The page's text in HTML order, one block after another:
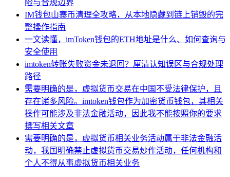
险与合规边界
IM钱包山寨币清理全攻略，从本地隐藏到链上销毁的完
整操作指南
一文读懂，imToken钱包的ETH地址是什么、如何查询与
安全使用
imtoken转账失败资金未退回？厘清认知误区与合规处理
路径
需要明确的是，虚拟货币交易在中国不受法律保护，且
存在诸多风险。imtoken钱包作为加密货币钱包，其相关
操作可能涉及非法金融活动，因此我不能按照你的要求
撰写相关文章
需要明确的是，虚拟货币相关业务活动属于非法金融活
动，我国明确禁止虚拟货币交易炒作活动，任何机构和
个人不得从事虚拟货币相关业务